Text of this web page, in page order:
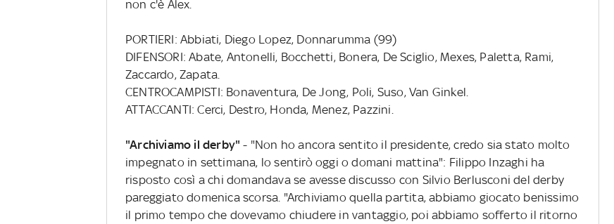
non c'è Alex.
PORTIERI: Abbiati, Diego Lopez, Donnarumma (99)
DIFENSORI: Abate, Antonelli, Bocchetti, Bonera, De Sciglio, Mexes, Paletta, Rami,
Zaccardo, Zapata.
CENTROCAMPISTI: Bonaventura, De Jong, Poli, Suso, Van Ginkel.
ATTACCANTI: Cerci, Destro, Honda, Menez, Pazzini.
"Archiviamo il derby"- "Non ho ancora sentito il presidente, credo sia stato molto
impegnato in settimana, lo sentirò oggi o domani mattina": Filippo Inzaghi ha
risposto così a chi domandava se avesse discusso con Silvio Berlusconi del derby
pareggiato domenica scorsa. "Archiviamo quella partita, abbiamo giocato benissimo
il primo tempo che dovevamo chiudere in vantaggio, poi abbiamo sofferto il ritorno